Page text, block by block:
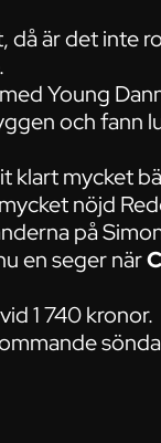
då är det inte
Young
och fann
klart mycket
nöjd
på
en seger när
1 740 kronor.